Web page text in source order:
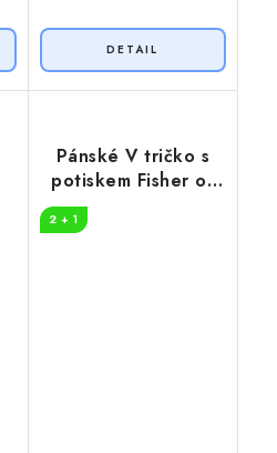
Pánské V tričko s
potiskem Fisher of
2 + 1